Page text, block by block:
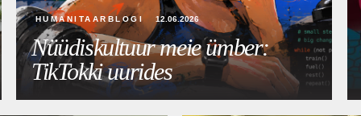
HUMANITAARBLOGI 12.06.2026
Nüüdiskultuur meie ümber:
TikTokki uurides